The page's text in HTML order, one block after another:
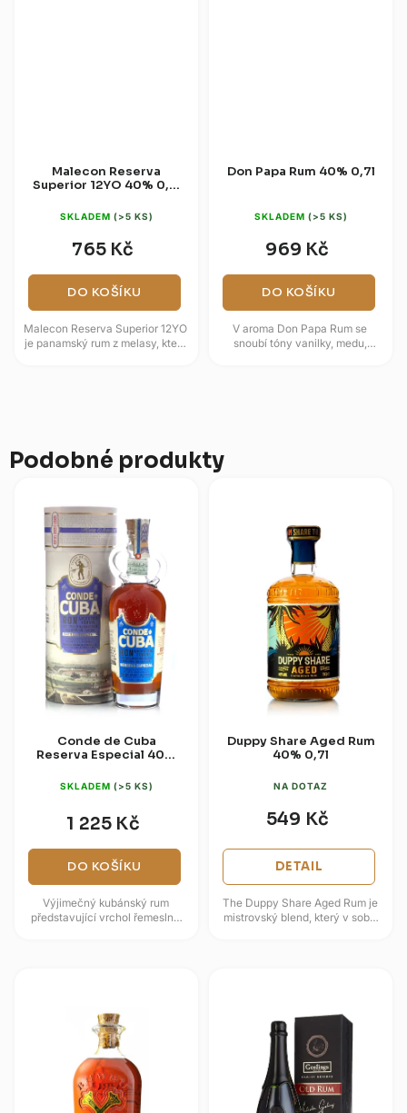
Malecon Reserva
Superior 12YO 40% 0,7l
SKLADEM (>5 KS)
765 Kč
DO KOŠÍKU
Malecon Reserva Superior 12YO
je panamský rum z melasy, který
Don Papa Rum 40% 0,7l
SKLADEM (>5 KS)
969 Kč
DO KOŠÍKU
V aroma Don Papa Rum se
snoubí tóny vanilky, medu,
Podobné produkty
Conde de Cuba
Reserva Especial 40%
SKLADEM (>5 KS)
1 225 Kč
DO KOŠÍKU
Výjimečný kubánský rum
představující vrchol řemeslné
Duppy Share Aged Rum
40% 0,7l
NA DOTAZ
549 Kč
DETAIL
The Duppy Share Aged Rum je
mistrovský blend, který v sobě